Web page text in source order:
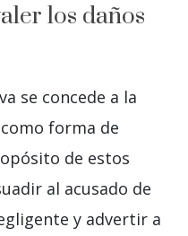
los daños
se concede a la
forma de
de estos
al acusado de
y advertir a